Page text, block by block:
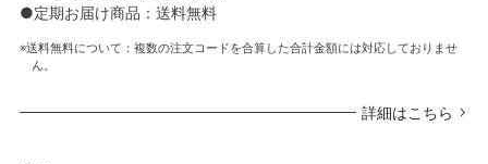
●定期お届け商品：送料無料
送料無料について：複数の注文コードを合算した合計金額には対応しておりませ
ん。
詳細はこちら